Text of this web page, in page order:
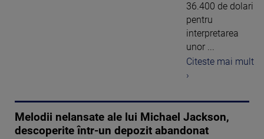
36.400 de dolari
pentru
interpretarea
unor ...
Citeste mai mult
›
Melodii nelansate ale lui Michael Jackson,
descoperite într-un depozit abandonat